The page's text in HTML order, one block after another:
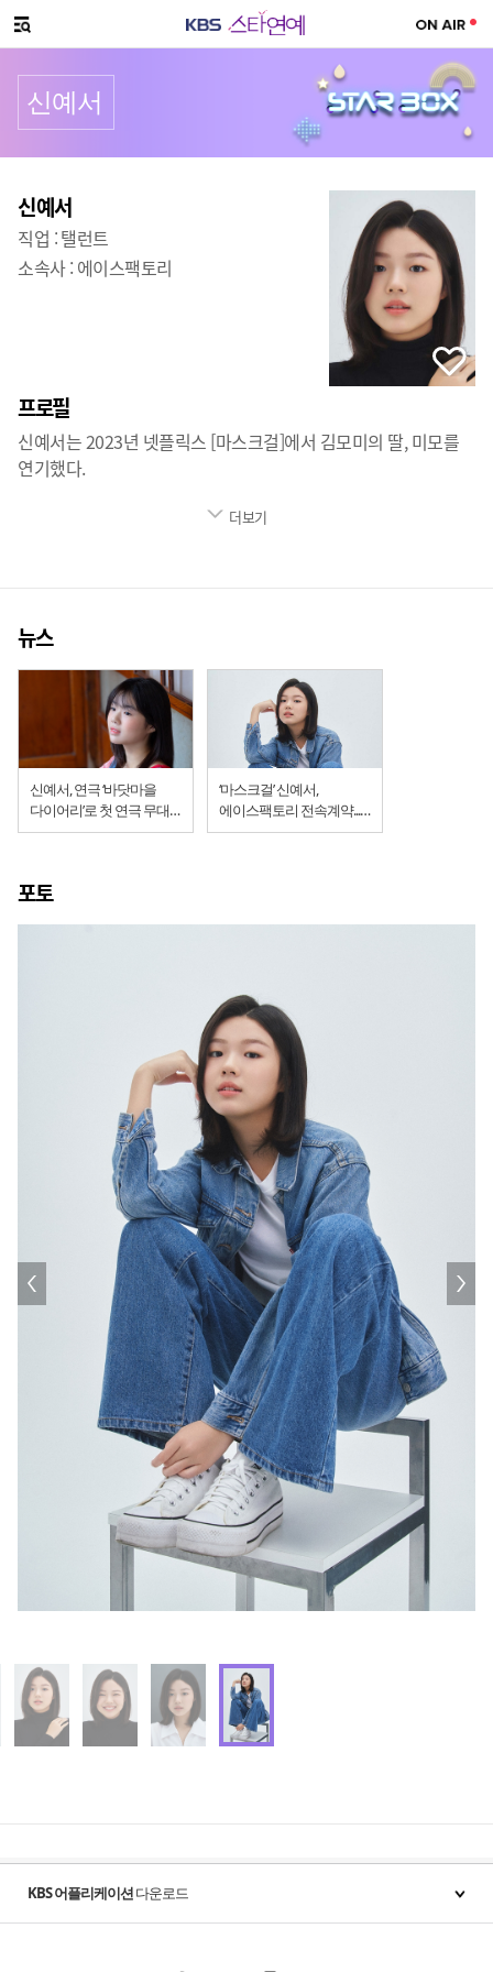
메뉴 열기
신예서
프로필
신예서
직업 :탤런트
소속사 : 에이스팩토리
프로필
신예서는 2023년 넷플릭스 [마스크걸]에서 김모미의 딸, 미모를
연기했다.
더보기
뉴스
신예서, 연극 ‘바닷마을
다이어리’로 첫 연극 무대
도전
‘마스크걸’ 신예서,
에이스팩토리 전속계약...
김모미 딸 김미모 역
포토
KBS 어플리케이션다운로드
FacebookYoutubeInstgram